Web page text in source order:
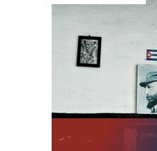
KUBA.
Rewolucja i
walczące o
którzy obrażają
sandałami. Jest